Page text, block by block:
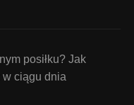
posiłku? Jak
w ciągu dnia